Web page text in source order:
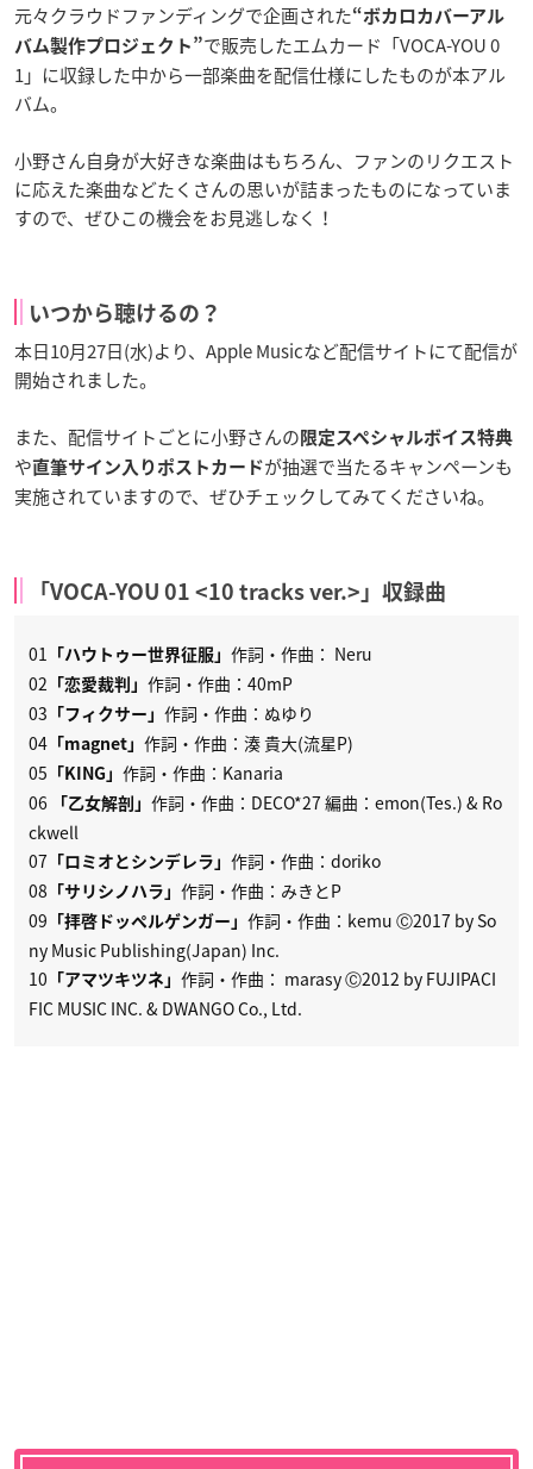
元々クラウドファンディングで企画された“ボカロカバーアル
バム製作プロジェクト”で販売したエムカード「VOCA-YOU 0
1」に収録した中から一部楽曲を配信仕様にしたものが本アル
バム。
小野さん自身が大好きな楽曲はもちろん、ファンのリクエスト
に応えた楽曲などたくさんの思いが詰まったものになっていま
すので、ぜひこの機会をお見逃しなく！
いつから聴けるの？
本日10月27日(水)より、Apple Musicなど配信サイトにて配信が
開始されました。
また、配信サイトごとに小野さんの 限定スペシャルボイス特典
や直筆サイン入りポストカードが抽選で当たるキャンペーンも
実施されていますので、ぜひチェックしてみてくださいね。
「VOCA-YOU 01 <10 tracks ver.>」収録曲
01 「ハウトゥー世界征服」 作詞・作曲： Neru
02 「恋愛裁判」 作詞・作曲：40mP
03 「フィクサー」 作詞・作曲：ぬゆり
04 「magnet」 作詞・作曲：湊 貴大(流星P)
05 「KING」 作詞・作曲：Kanaria
06 「乙女解剖」 作詞・作曲：DECO*27 編曲：emon(Tes.) & Ro
ckwell
07 「ロミオとシンデレラ」 作詞・作曲：doriko
08 「サリシノハラ」 作詞・作曲：みきとP
09 「拝啓ドッペルゲンガー」 作詞・作曲：kemu Ⓒ2017 by So
ny Music Publishing(Japan) Inc.
10 「アマツキツネ」 作詞・作曲： marasy Ⓒ2012 by FUJIPACI
FIC MUSIC INC. & DWANGO Co., Ltd.